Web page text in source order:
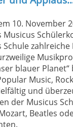
10. November
Musicus
zahlreiche
blauer
Music,
und
der Musicus
Beatles